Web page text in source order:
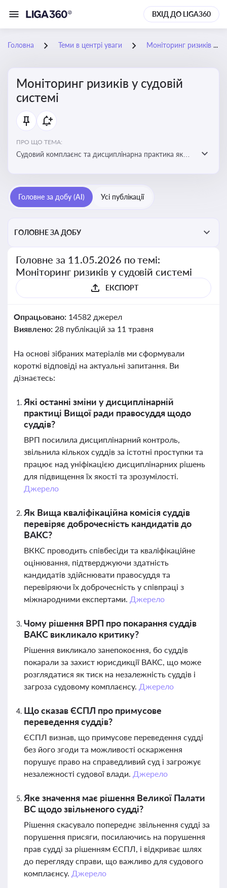
ВХІД ДО LIGA360
Головна Теми в центрі уваги Моніторинг ризиків у судовій системі
Моніторинг ризиків у судовій
системі
ПРО ЩО ТЕМА:
Судовий комплаєнс та дисциплінарна практика як
обґрунтовані рішення під час судових спорів та
комплаєнс-перевірок
Головне за добу (AI) Усі публікації
ГОЛОВНЕ ЗА ДОБУ
Головне за 11.05.2026 по темі:
Моніторинг ризиків у судовій системі
ЕКСПОРТ
Опрацьовано: 14582 джерел
Виявлено: 28 публікацій за 11 травня
На основі зібраних матеріалів ми сформували
короткі відповіді на актуальні запитання. Ви
дізнаєтесь:
Які останні зміни у дисциплінарній
практиці Вищої ради правосуддя щодо
суддів?
ВРП посилила дисциплінарний контроль,
звільнила кількох суддів за істотні проступки та
працює над уніфікацією дисциплінарних рішень
для підвищення їх якості та зрозумілості.
Джерело
Як Вища кваліфікаційна комісія суддів
перевіряє доброчесність кандидатів до
ВАКС?
ВККС проводить співбесіди та кваліфікаційне
оцінювання, підтверджуючи здатність
кандидатів здійснювати правосуддя та
перевіряючи їх доброчесність у співпраці з
міжнародними експертами. Джерело
Чому рішення ВРП про покарання суддів
ВАКС викликало критику?
Рішення викликало занепокоєння, бо суддів
покарали за захист юрисдикції ВАКС, що може
розглядатися як тиск на незалежність суддів і
загроза судовому комплаєнсу. Джерело
Що сказав ЄСПЛ про примусове
переведення суддів?
ЄСПЛ визнав, що примусове переведення судді
без його згоди та можливості оскарження
порушує право на справедливий суд і загрожує
незалежності судової влади. Джерело
Яке значення має рішення Великої Палати
ВС щодо звільненого судді?
Рішення скасувало попереднє звільнення судді за
порушення присяги, посилаючись на порушення
прав судді за рішенням ЄСПЛ, і відкриває шлях
до перегляду справи, що важливо для судового
комплаєнсу. Джерело